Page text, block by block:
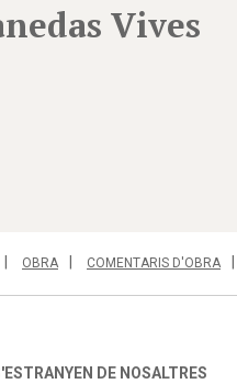
Vives
OBRA COMENTARIS D'OBRA
DE NOSALTRES